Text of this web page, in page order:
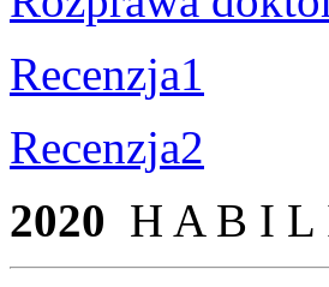
Recenzja1
Recenzja2
2020 H A B I L